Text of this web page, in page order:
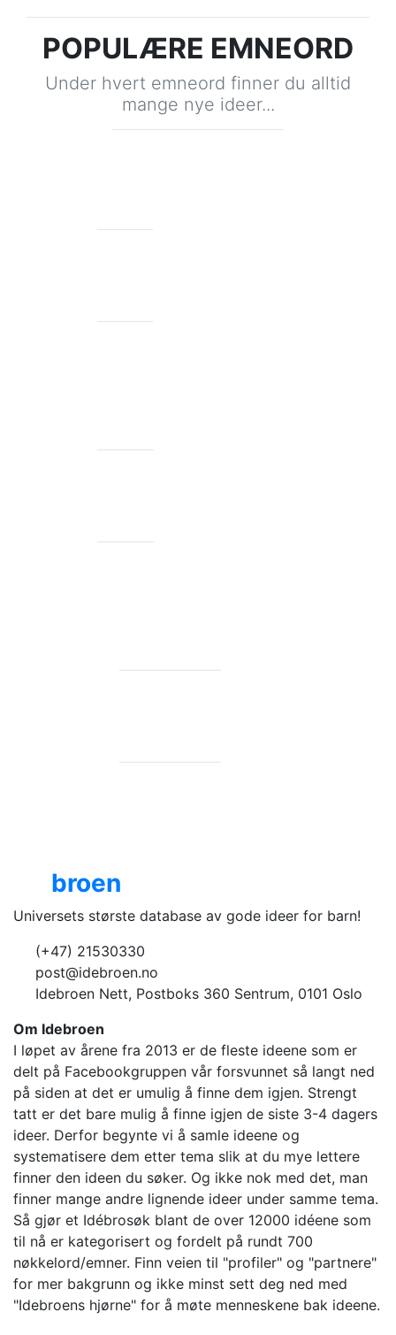
POPULÆRE EMNEORD
Under hvert emneord finner du alltid
mange nye ideer...
broen
Universets største database av gode ideer for barn!
(+47) 21530330
post@idebroen.no
Idebroen Nett, Postboks 360 Sentrum, 0101 Oslo
Om Idebroen
I løpet av årene fra 2013 er de fleste ideene som er
delt på Facebookgruppen vår forsvunnet så langt ned
på siden at det er umulig å finne dem igjen. Strengt
tatt er det bare mulig å finne igjen de siste 3-4 dagers
ideer. Derfor begynte vi å samle ideene og
systematisere dem etter tema slik at du mye lettere
finner den ideen du søker. Og ikke nok med det, man
finner mange andre lignende ideer under samme tema.
Så gjør et Idébrosøk blant de over 12000 idéene som
til nå er kategorisert og fordelt på rundt 700
nøkkelord/emner. Finn veien til "profiler" og "partnere"
for mer bakgrunn og ikke minst sett deg ned med
"Idebroens hjørne" for å møte menneskene bak ideene.